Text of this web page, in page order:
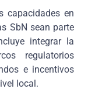
capacidades en
SbN sean parte
integrar la
regulatorios
e incentivos
local.